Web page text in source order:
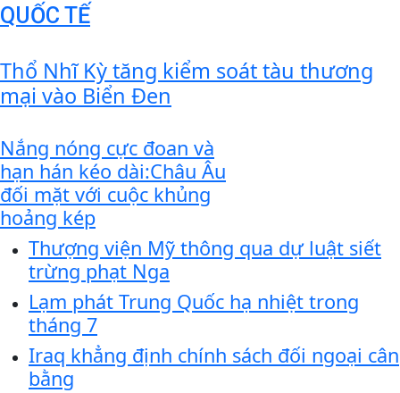
QUỐC TẾ
Thổ Nhĩ Kỳ tăng kiểm soát tàu thương
mại vào Biển Đen
Nắng nóng cực đoan và
hạn hán kéo dài:Châu Âu
đối mặt với cuộc khủng
hoảng kép
Thượng viện Mỹ thông qua dự luật siết
trừng phạt Nga
Lạm phát Trung Quốc hạ nhiệt trong
tháng 7
Iraq khẳng định chính sách đối ngoại cân
bằng